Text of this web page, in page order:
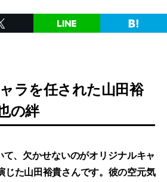
ラを任された山田裕
の絆
、欠かせないのがオリジナルキャ
じた山田裕貴さんです。彼の空元気